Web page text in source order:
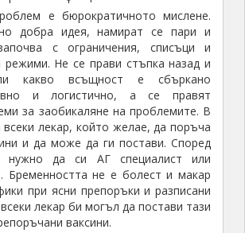
е бюрократичното мислене.
добра идея, намират се пари и
с ограничения, списъци и
режими. Не се прави стъпка назад и
какво всъщност е сбъркано
и логистично, а се правят
за заобикаляне на проблемите. В
всеки лекар, който желае, да поръча
и да може да ги постави. Според
нужно да си АГ специалист или
Бременността не е болест и макар
при ясни препоръки и разписани
лекар би могъл да постави тази
ваксини.